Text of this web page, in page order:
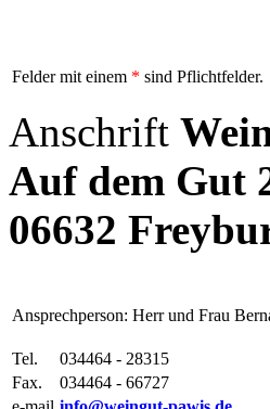
Felder mit einem * sind Pflichtfelder.
Anschrift
Auf dem Gut
06632
Ansprechperson: Herr und Frau
Tel.
034464 - 28315
Fax.
034464 - 66727